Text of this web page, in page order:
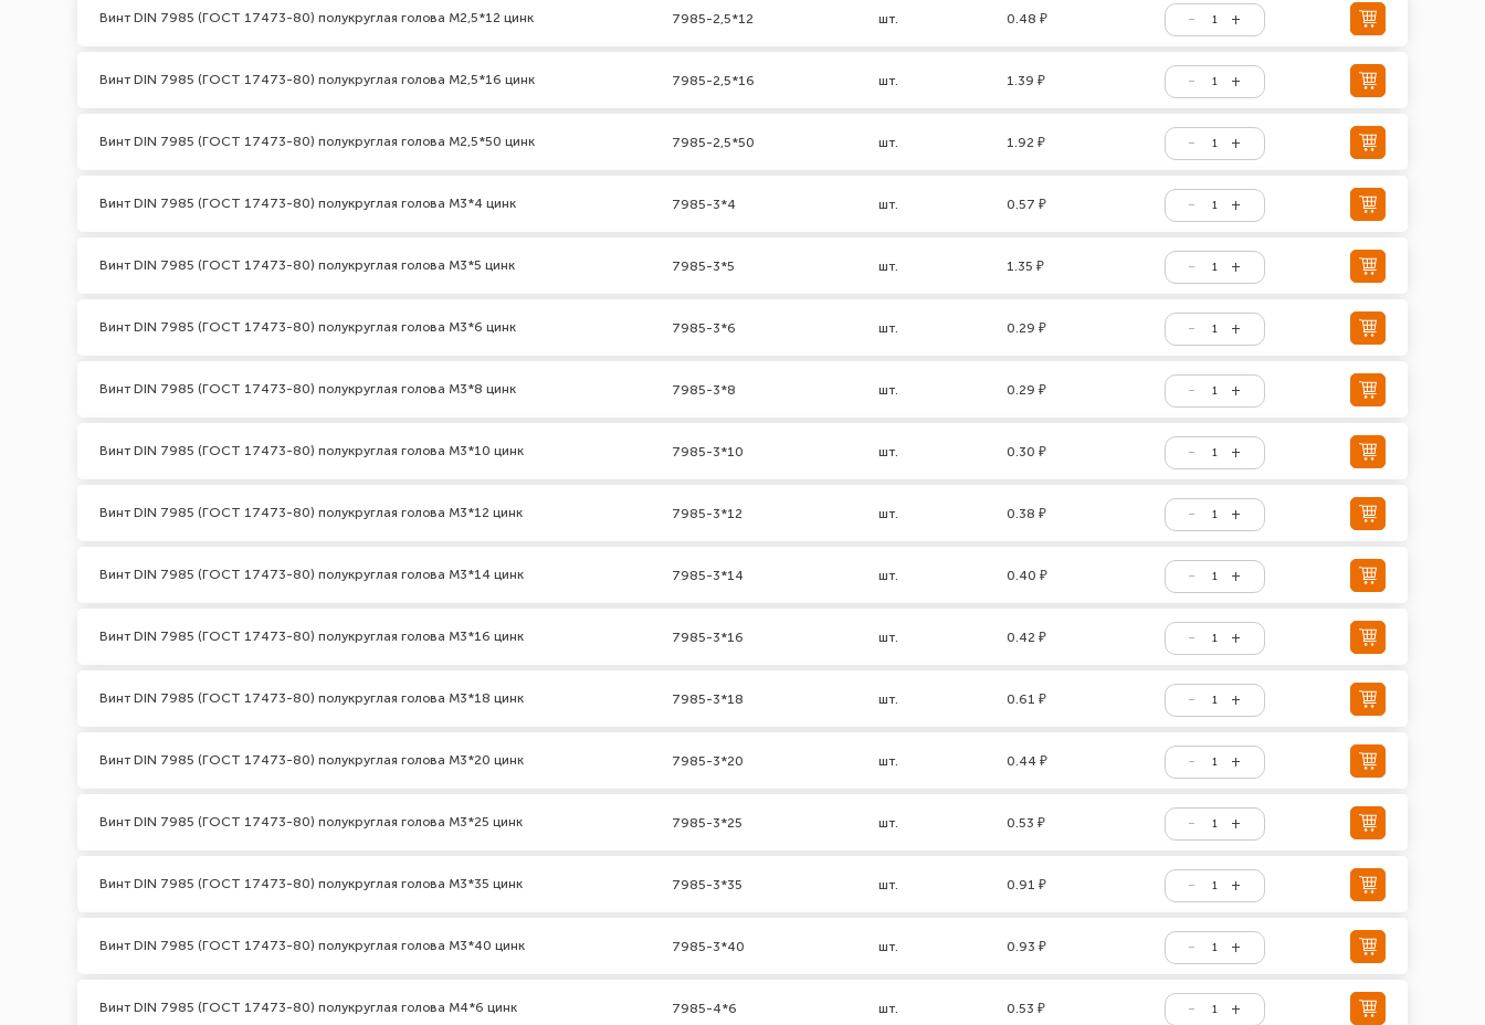
Винт DIN 7985 (ГОСТ 17473-80) полукруглая голова М2,5*12 цинк 7985-2,5*12 шт. 0.48 ₽
Винт DIN 7985 (ГОСТ 17473-80) полукруглая голова М2,5*16 цинк 7985-2,5*16 шт. 1.39 ₽
Винт DIN 7985 (ГОСТ 17473-80) полукруглая голова М2,5*50 цинк 7985-2,5*50 шт. 1.92 ₽
Винт DIN 7985 (ГОСТ 17473-80) полукруглая голова М3*4 цинк 7985-3*4 шт. 0.57 ₽
Винт DIN 7985 (ГОСТ 17473-80) полукруглая голова М3*5 цинк 7985-3*5 шт. 1.35 ₽
Винт DIN 7985 (ГОСТ 17473-80) полукруглая голова М3*6 цинк 7985-3*6 шт. 0.29 ₽
Винт DIN 7985 (ГОСТ 17473-80) полукруглая голова М3*8 цинк 7985-3*8 шт. 0.29 ₽
Винт DIN 7985 (ГОСТ 17473-80) полукруглая голова М3*10 цинк 7985-3*10 шт. 0.30 ₽
Винт DIN 7985 (ГОСТ 17473-80) полукруглая голова М3*12 цинк 7985-3*12 шт. 0.38 ₽
Винт DIN 7985 (ГОСТ 17473-80) полукруглая голова М3*14 цинк 7985-3*14 шт. 0.40 ₽
Винт DIN 7985 (ГОСТ 17473-80) полукруглая голова М3*16 цинк 7985-3*16 шт. 0.42 ₽
Винт DIN 7985 (ГОСТ 17473-80) полукруглая голова М3*18 цинк 7985-3*18 шт. 0.61 ₽
Винт DIN 7985 (ГОСТ 17473-80) полукруглая голова М3*20 цинк 7985-3*20 шт. 0.44 ₽
Винт DIN 7985 (ГОСТ 17473-80) полукруглая голова М3*25 цинк 7985-3*25 шт. 0.53 ₽
Винт DIN 7985 (ГОСТ 17473-80) полукруглая голова М3*35 цинк 7985-3*35 шт. 0.91 ₽
Винт DIN 7985 (ГОСТ 17473-80) полукруглая голова М3*40 цинк 7985-3*40 шт. 0.93 ₽
Винт DIN 7985 (ГОСТ 17473-80) полукруглая голова М4*6 цинк 7985-4*6 шт. 0.53 ₽